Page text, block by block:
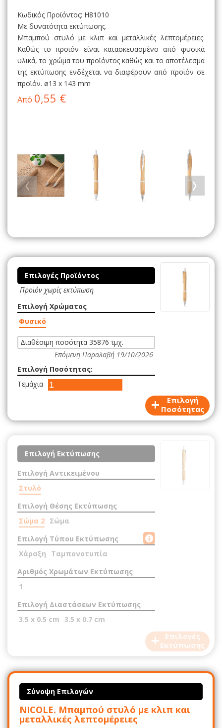
Κωδικός Προϊόντος: H81010
Με δυνατότητα εκτύπωσης.
Μπαμπού στυλό με κλιπ και μεταλλικές λεπτομέρειες.
Καθώς το προϊόν είναι κατασκευασμένο από φυσικά
υλικά, το χρώμα του προϊόντος καθώς και το αποτέλεσμα
της εκτύπωσης ενδέχεται να διαφέρουν από προϊόν σε
προϊόν. ø13 x 143 mm
Από 0,55 €
Επιλογές Προϊόντος
Προϊόν χωρίς εκτύπωση
+
Επιλογή
Ποσότητας
Επιλογή Χρώματος
Φυσικό
Διαθέσιμη ποσότητα 35876 τμχ.
Επόμενη Παραλαβή 19/10/2026
Επιλογή Ποσότητας:
Τεμάχια
+
Επιλογές
Εκτύπωσης
Επιλογή Εκτύπωσης
Επιλογή Αντικειμένου
Στυλό
Επιλογή Θέσης Εκτύπωσης
Σώμα 2 Σώμα
Επιλογή Τύπου Εκτύπωσης
Χάραξη
Ταμπονοτυπία
Αριθμός Χρωμάτων Εκτύπωσης
1
Επιλογή Διαστάσεων Εκτύπωσης
3.5 x 0.5 cm 3.5 x 0.7 cm
Σύνοψη Επιλογών
NICOLE. Μπαμπού στυλό με κλιπ και
μεταλλικές λεπτομέρειες